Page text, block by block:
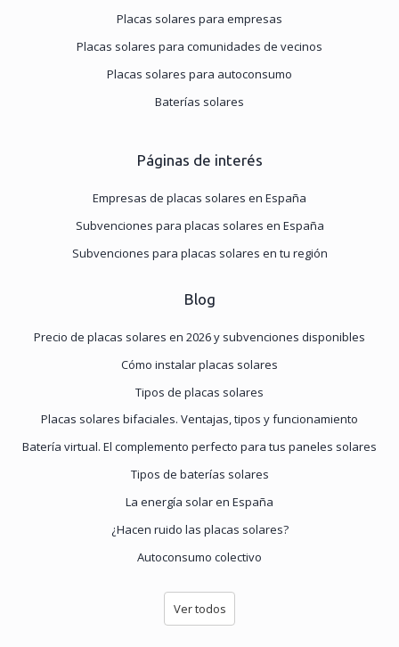
Placas solares para empresas
Placas solares para comunidades de vecinos
Placas solares para autoconsumo
Baterías solares
Páginas de interés
Empresas de placas solares en España
Subvenciones para placas solares en España
Subvenciones para placas solares en tu región
Blog
Precio de placas solares en 2026 y subvenciones disponibles
Cómo instalar placas solares
Tipos de placas solares
Placas solares bifaciales. Ventajas, tipos y funcionamiento
Batería virtual. El complemento perfecto para tus paneles solares
Tipos de baterías solares
La energía solar en España
¿Hacen ruido las placas solares?
Autoconsumo colectivo
Ver todos